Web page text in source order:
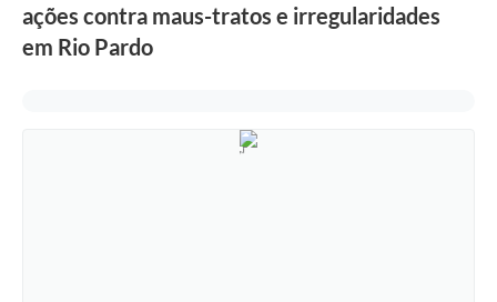
Notícias
Contato
ações contra maus-tratos e irregularidades
em Rio Pardo